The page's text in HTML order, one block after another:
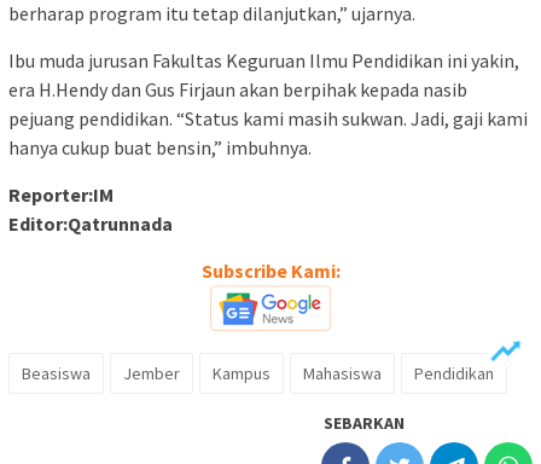
berharap program itu tetap dilanjutkan,” ujarnya.
Ibu muda jurusan Fakultas Keguruan Ilmu Pendidikan ini yakin,
era H.Hendy dan Gus Firjaun akan berpihak kepada nasib
pejuang pendidikan. “Status kami masih sukwan. Jadi, gaji kami
hanya cukup buat bensin,” imbuhnya.
Reporter:IM
Editor:Qatrunnada
Subscribe Kami:
Beasiswa Jember Kampus Mahasiswa Pendidikan
SEBARKAN